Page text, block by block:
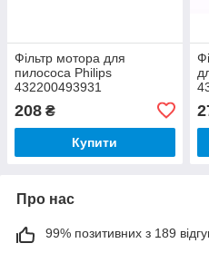
Фільтр мотора для
пилососа Philips
432200493931
208 ₴
Купити
Про нас
99% позитивних з 189